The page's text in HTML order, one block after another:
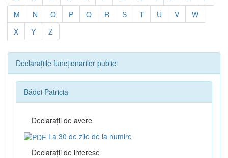
M
N O P Q R S T U V
W
X
Y Z
Declarațiile funcționarilor publici
Bădoi Patricia
Declaraţii de avere
La 30 de zile de la numire
Declaraţii de interese